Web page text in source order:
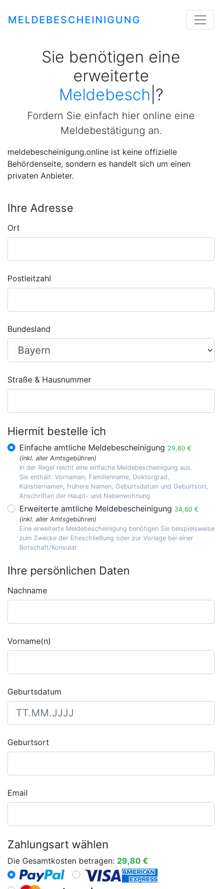
MELDEBESCHEINIGUNG
Sie benötigen eine
erweiterte
Meldebeschein|
Fordern Sie einfach hier online eine
Meldebestätigung an.
meldebescheinigung.online ist keine offizielle
Behördenseite, sondern es handelt sich um einen
privaten Anbieter.
Ihre Adresse
Ort
Postleitzahl
Bundesland
Straße & Hausnummer
Hiermit bestelle ich
Einfache amtliche Meldebescheinigung 29,80 €
(inkl. aller Amtsgebühren)
In der Regel reicht eine einfache Meldebescheinigung aus.
Sie enthält: Vornamen, Familienname, Doktorgrad,
Künstlernamen, frühere Namen, Geburtsdatum und Geburtsort,
Anschriften der Haupt- und Nebenwohnung
Erweiterte amtliche Meldebescheinigung 34,80 €
(inkl. aller Amtsgebühren)
Eine erweiterte Meldebescheinigung benötigen Sie beispielsweise
zum Zwecke der Eheschließung oder zur Vorlage bei einer
Botschaft/Konsulat
Ihre persönlichen Daten
Nachname
Vorname(n)
Geburtsdatum
Geburtsort
Email
Zahlungsart wählen
Die Gesamtkosten betragen: 29,80 €